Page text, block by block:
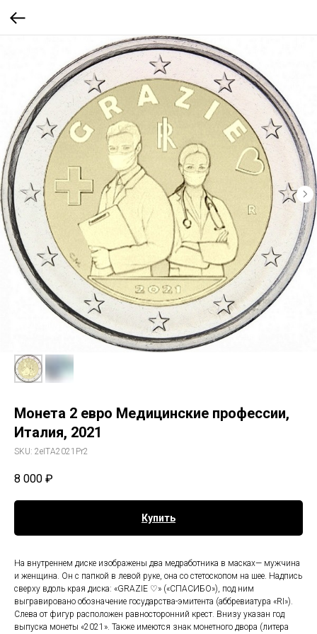
Монета 2 евро Медицинские профессии,
Италия, 2021
SKU: 2eITA2021Pr2
8 000 ₽
Купить
На внутреннем диске изображены два медработника в масках— мужчина
и женщина. Он с папкой в левой руке, она со стетоскопом на шее. Надпись
сверху вдоль края диска: «GRAZIE ♡» («СПАСИБО»), под ним
выгравировано обозначение государства-эмитента (аббревиатура «RI»).
Слева от фигур расположен равносторонний крест. Внизу указан год
выпуска монеты «2021». Также имеются знак монетного двора (литера